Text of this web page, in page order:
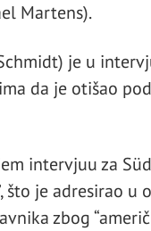
Martens).
je u
da je otišao
intervjuu za
što je adresirao
zbog